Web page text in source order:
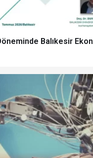
Balıkesir